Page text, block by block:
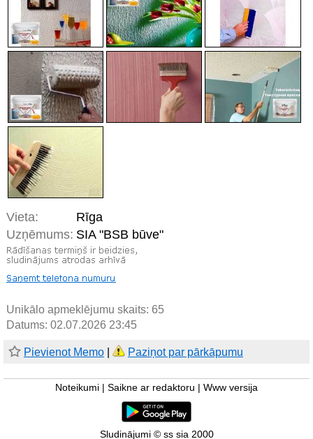
Vieta:
Rīga
Uzņēmums: SIA "BSB būve"
Unikālo apmeklējumu skaits: 65
Datums: 02.07.2026 23:45
Pievienot Memo Paziņot par pārkāpumu
Noteikumi Saikne ar redaktoru Www versija
Sludinājumi © ss sia 2000